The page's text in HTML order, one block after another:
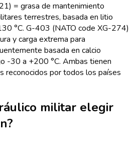
= grasa de mantenimiento
terrestres, basada en litio
°C. G-403 (NATO code XG-274)
y carga extrema para
basada en calcio
-30 a +200 °C. Ambas tienen
reconocidos por todos los países
militar elegir